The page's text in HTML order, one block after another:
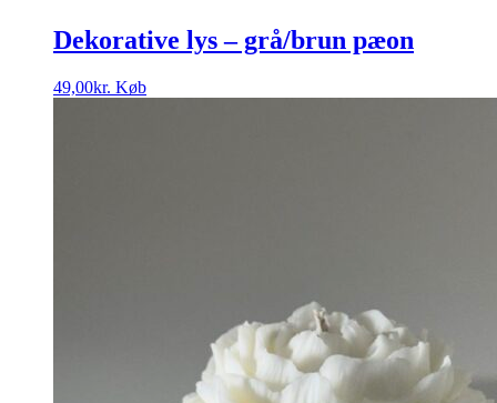
Dekorative lys – grå/brun pæon
49,00kr. Køb